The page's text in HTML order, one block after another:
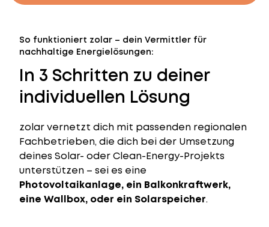
So funktioniert zolar – dein Vermittler für
nachhaltige Energielösungen:
In 3 Schritten zu deiner
individuellen Lösung
zolar vernetzt dich mit passenden regionalen
Fachbetrieben, die dich bei der Umsetzung
deines Solar- oder Clean-Energy-Projekts
unterstützen – sei es eine
Photovoltaikanlage, ein Balkonkraftwerk,
eine Wallbox, oder ein Solarspeicher.